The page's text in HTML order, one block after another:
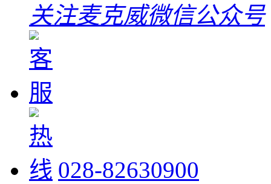
关注麦克威微信公众号
028-82630900